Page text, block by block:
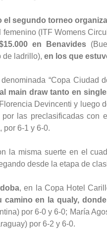
el segundo torneo
(ITF Womens
en Benavides
de ladrillo), en los que
“Copa Ciudad
main draw tanto en
Devincenti y luego
por las preclasificadas con
por 6-1 y 6-0.
la misma suerte en el
desde la etapa de
, en la Copa Hotel
camino en la qualy,
por 6-0 y 6-0; María
por 6-2 y 6-0.